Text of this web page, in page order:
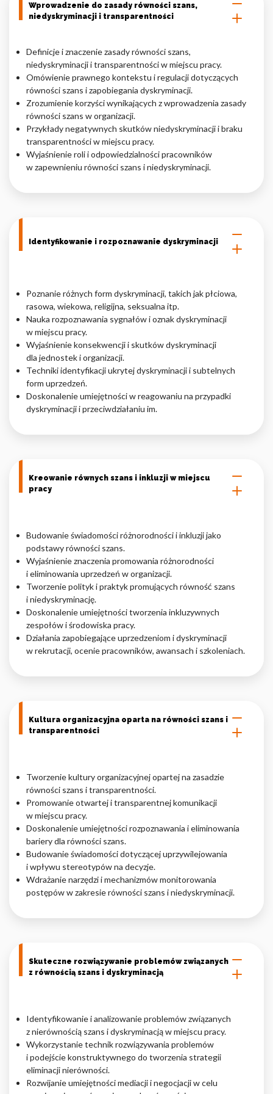
Wprowadzenie do zasady równości szans,
niedyskryminacji i transparentności
Definicje i znaczenie zasady równości szans,
niedyskryminacji i transparentności w miejscu pracy.
Omówienie prawnego kontekstu i regulacji dotyczących
równości szans i zapobiegania dyskryminacji.
Zrozumienie korzyści wynikających z wprowadzenia zasady
równości szans w organizacji.
Przykłady negatywnych skutków niedyskryminacji i braku
transparentności w miejscu pracy.
Wyjaśnienie roli i odpowiedzialności pracowników
w zapewnieniu równości szans i niedyskryminacji.
Identyfikowanie i rozpoznawanie dyskryminacji
Poznanie różnych form dyskryminacji, takich jak płciowa,
rasowa, wiekowa, religijna, seksualna itp.
Nauka rozpoznawania sygnałów i oznak dyskryminacji
w miejscu pracy.
Wyjaśnienie konsekwencji i skutków dyskryminacji
dla jednostek i organizacji.
Techniki identyfikacji ukrytej dyskryminacji i subtelnych
form uprzedzeń.
Doskonalenie umiejętności w reagowaniu na przypadki
dyskryminacji i przeciwdziałaniu im.
Kreowanie równych szans i inkluzji w miejscu
pracy
Budowanie świadomości różnorodności i inkluzji jako
podstawy równości szans.
Wyjaśnienie znaczenia promowania różnorodności
i eliminowania uprzedzeń w organizacji.
Tworzenie polityk i praktyk promujących równość szans
i niedyskryminację.
Doskonalenie umiejętności tworzenia inkluzywnych
zespołów i środowiska pracy.
Działania zapobiegające uprzedzeniom i dyskryminacji
w rekrutacji, ocenie pracowników, awansach i szkoleniach.
Kultura organizacyjna oparta na równości szans i
transparentności
Tworzenie kultury organizacyjnej opartej na zasadzie
równości szans i transparentności.
Promowanie otwartej i transparentnej komunikacji
w miejscu pracy.
Doskonalenie umiejętności rozpoznawania i eliminowania
bariery dla równości szans.
Budowanie świadomości dotyczącej uprzywilejowania
i wpływu stereotypów na decyzje.
Wdrażanie narzędzi i mechanizmów monitorowania
postępów w zakresie równości szans i niedyskryminacji.
Skuteczne rozwiązywanie problemów związanych
z równością szans i dyskryminacją
Identyfikowanie i analizowanie problemów związanych
z nierównością szans i dyskryminacją w miejscu pracy.
Wykorzystanie technik rozwiązywania problemów
i podejście konstruktywnego do tworzenia strategii
eliminacji nierówności.
Rozwijanie umiejętności mediacji i negocjacji w celu
Nieklasyfikowane pliki cookie, to pliki, które są w procesie
Odrzuć
Zapisz moje preferencje
Akceptuj wszystko